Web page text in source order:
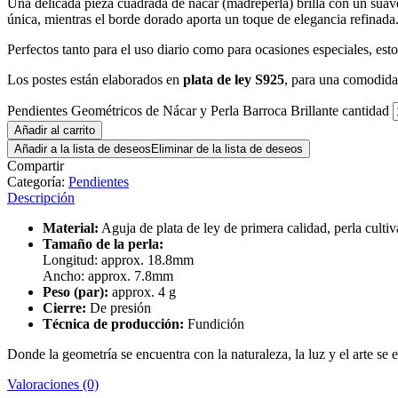
única, mientras el borde dorado aporta un toque de elegancia refinada.
Perfectos tanto para el uso diario como para ocasiones especiales,
Los postes están elaborados en plata de ley S925, para una
Pendientes Geométricos de Nácar y Perla Barroca Brillante cantidad
Añadir al carrito
Añadir a la lista de deseos Eliminar de la lista de deseos
Compartir
Categoría: Pendientes
Descripción
Material: Aguja de plata de ley de primera calidad, perla
Tamaño de la perla:
Longitud: approx. 18.8mm
Ancho: approx. 7.8mm
Peso (par): approx. 4 g
Cierre: De presión
Técnica de producción: Fundición
Donde la geometría se encuentra con la naturaleza, la luz y el arte se
Valoraciones (0)